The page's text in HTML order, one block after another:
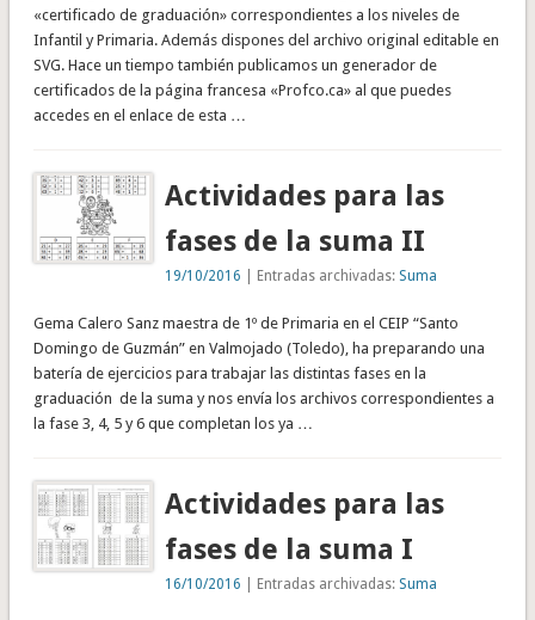
«certificado de graduación» correspondientes a los niveles de
Infantil y Primaria. Además dispones del archivo original editable en
SVG. Hace un tiempo también publicamos un generador de
certificados de la página francesa «Profco.ca» al que puedes
accedes en el enlace de esta …
Actividades para las
fases de la suma II
19/10/2016 | Entradas archivadas: Suma
Gema Calero Sanz maestra de 1º de Primaria en el CEIP “Santo
Domingo de Guzmán” en Valmojado (Toledo), ha preparando una
batería de ejercicios para trabajar las distintas fases en la
graduación de la suma y nos envía los archivos correspondientes a
la fase 3, 4, 5 y 6 que completan los ya …
Actividades para las
fases de la suma I
16/10/2016 | Entradas archivadas: Suma